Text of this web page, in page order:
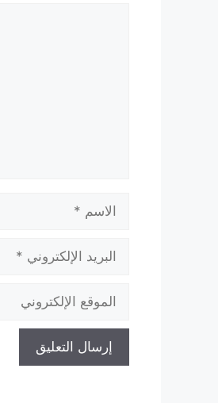
الاسم
البريد
الإلكتروني
الموقع
الإلكتروني